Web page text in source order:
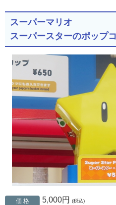
スーパーマリオ
スーパースターのポップ
価 格 5,000円 (税込)